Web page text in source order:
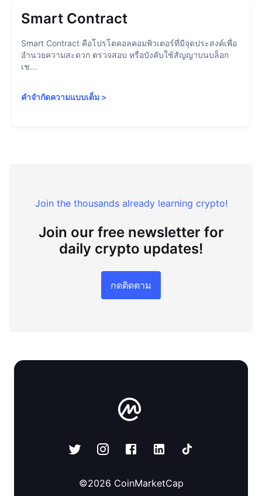
Smart Contract
Smart Contract คือโปรโตคอลคอมพิวเตอร์ที่มีจุดประสงค์เพื่อ
อำนวยความสะดวก ตรวจสอบ หรือบังคับใช้สัญญาบนบล็อก
เช...
คำจำกัดความแบบเต็ม >
Join the thousands already learning crypto!
Join our free newsletter for
daily crypto updates!
กดติดตาม
©2026 CoinMarketCap